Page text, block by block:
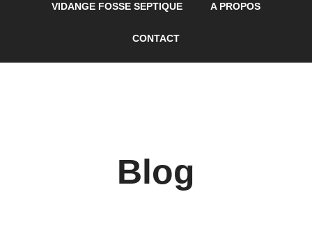
VIDANGE FOSSE SEPTIQUE A PROPOS
CONTACT
Blog